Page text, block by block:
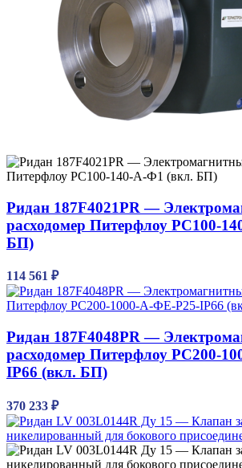
Ридан 187F4021PR —
расходомер Питерфлоу РС100-
БП)
114 561 ₽
Ридан 187F4048PR —
расходомер Питерфлоу РС200-
IP66 (вкл. БП)
370 233 ₽